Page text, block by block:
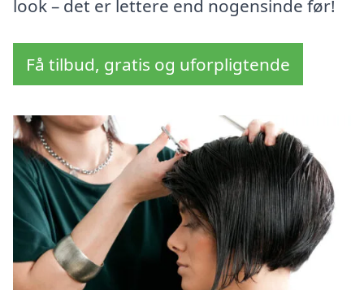
look – det er lettere end nogensinde før!
Få tilbud, gratis og uforpligtende